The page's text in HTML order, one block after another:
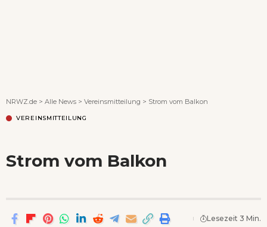
NRWZ.de > Alle News > Vereinsmitteilung > Strom vom Balkon
VEREINSMITTEILUNG
Strom vom Balkon
Lesezeit 3 Min.